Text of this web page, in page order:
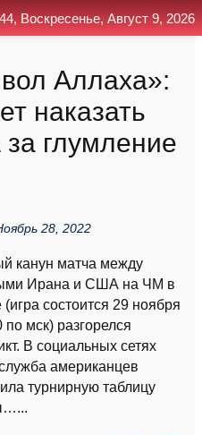
Аллаха»:
наказать
глумление
28, 2022
канун матча между
Ирана и США на ЧМ в
(игра состоится 29 ноября
по мск) разгорелся
В социальных сетях
американцев
турнирную таблицу
Воскресенье, Август 9, 2026